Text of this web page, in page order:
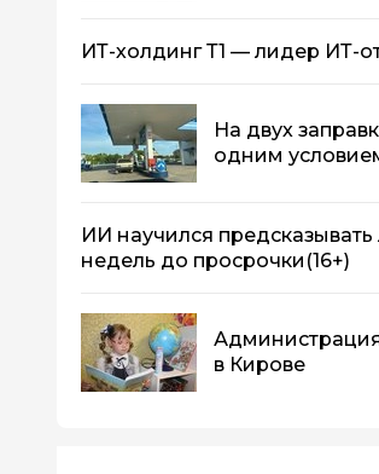
ИТ-холдинг Т1 — лидер ИТ-
На двух
одним
ИИ научился
недель до просрочки (16+)
в Кирове